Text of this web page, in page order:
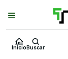
Inicio Buscar
Puedes Elegir:
Inicio Todo 3D
PET-FR (FUEGO